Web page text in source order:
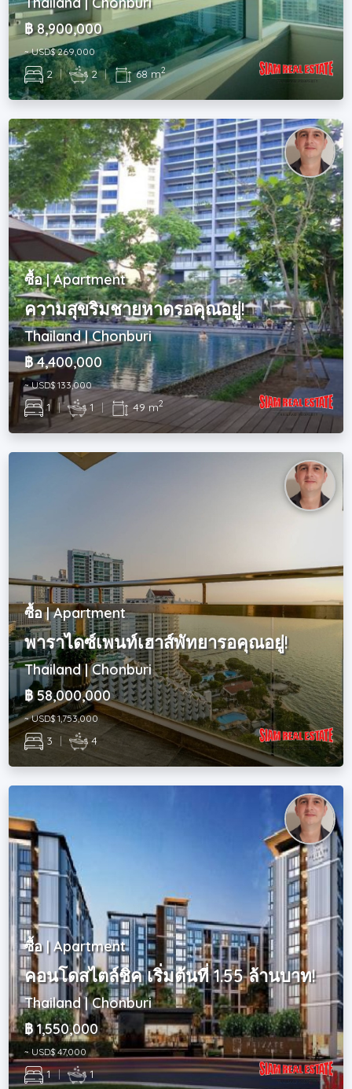
฿ 8,900,000
~ USD$ 269,000
2 | 2 | 68 m2
ซื้อ | Apartment
ความสุขริมชายหาดรอคุณอยู่!
Thailand | Chonburi
฿ 4,400,000
~ USD$ 133,000
1 | 1 | 49 m2
ซื้อ | Apartment
พาราไดซ์เพนท์เฮาส์พัทยารอคุณอยู่!
Thailand | Chonburi
฿ 58,000,000
~ USD$ 1,753,000
3 | 4
ซื้อ | Apartment
คอนโดสไตล์ชิค เริ่มต้นที่ 1.55 ล้านบาท!
Thailand | Chonburi
฿ 1,550,000
~ USD$ 47,000
1 | 1